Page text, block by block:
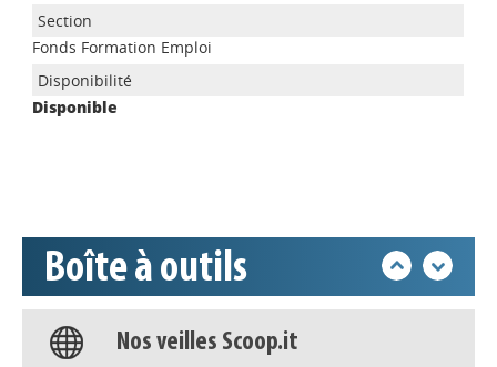
Fonds Formation Emploi
Disponible
Boîte à outils
Appels à projets
Base documentaire
Nos veilles Scoop.it